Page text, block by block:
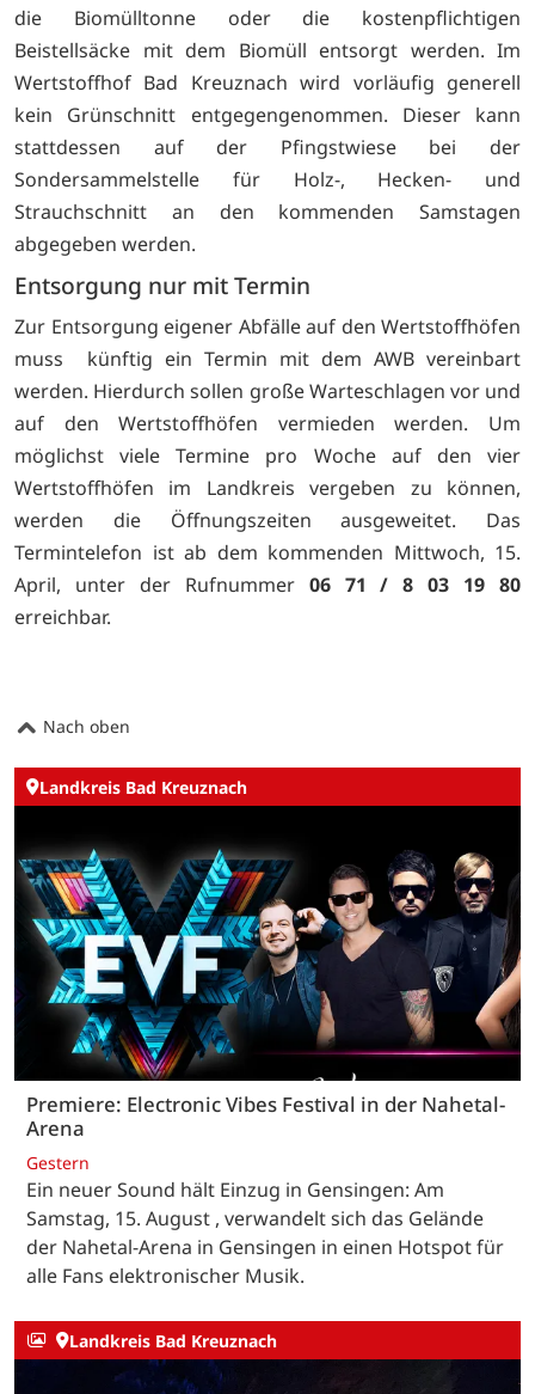
die Biomülltonne oder die kostenpflichtigen
Beistellsäcke mit dem Biomüll entsorgt werden. Im
Wertstoffhof Bad Kreuznach wird vorläufig generell
kein Grünschnitt entgegengenommen. Dieser kann
stattdessen auf der Pfingstwiese bei der
Sondersammelstelle für Holz-, Hecken- und
Strauchschnitt an den kommenden Samstagen
abgegeben werden.
Entsorgung nur mit Termin
Zur Entsorgung eigener Abfälle auf den Wertstoffhöfen
muss künftig ein Termin mit dem AWB vereinbart
werden. Hierdurch sollen große Warteschlagen vor und
auf den Wertstoffhöfen vermieden werden. Um
möglichst viele Termine pro Woche auf den vier
Wertstoffhöfen im Landkreis vergeben zu können,
werden die Öffnungszeiten ausgeweitet. Das
Termintelefon ist ab dem kommenden Mittwoch, 15.
April, unter der Rufnummer 06 71 / 8 03 19 80
erreichbar.
Nach oben
Landkreis Bad Kreuznach
Premiere: Electronic Vibes Festival in der Nahetal-
Arena
Gestern
Ein neuer Sound hält Einzug in Gensingen: Am
Samstag, 15. August , verwandelt sich das Gelände
der Nahetal-Arena in Gensingen in einen Hotspot für
alle Fans elektronischer Musik.
Landkreis Bad Kreuznach